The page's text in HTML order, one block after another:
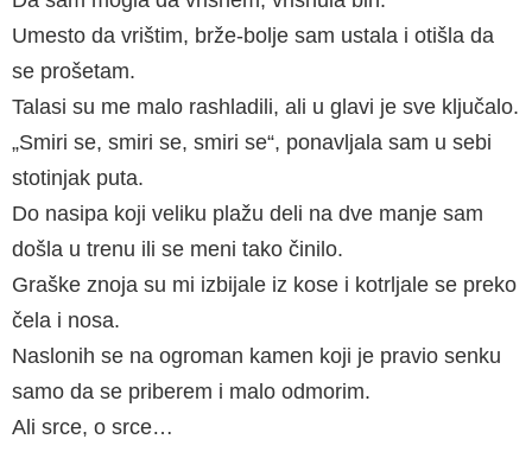
Umesto da vrištim, brže-bolje sam ustala i otišla da
se prošetam.
Talasi su me malo rashladili, ali u glavi je sve ključalo.
„Smiri se, smiri se, smiri se“, ponavljala sam u sebi
stotinjak puta.
Do nasipa koji veliku plažu deli na dve manje sam
došla u trenu ili se meni tako činilo.
Graške znoja su mi izbijale iz kose i kotrljale se preko
čela i nosa.
Naslonih se na ogroman kamen koji je pravio senku
samo da se priberem i malo odmorim.
Ali srce, o srce…